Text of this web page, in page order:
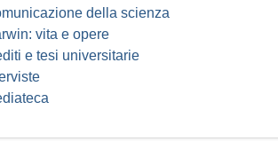
della scienza
vita e opere
e tesi universitarie